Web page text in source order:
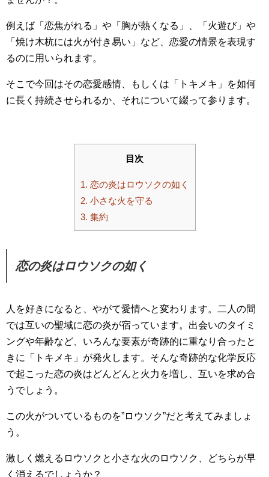
例えば「恋焦がれる」や「胸が熱くなる」、「火遊び」や
「焼け木杭には火が付き易い」など、恋愛の情景を表現す
るのに用いられます。
そこで今回はその恋愛感情、もしくは「トキメキ」を如何
に長く持続させられるか、それについて綴って参ります。
目次
1. 恋の炎はロウソクの如く
2. 小さな火を守る
3. 集約
恋の炎はロウソクの如く
人を好きになると、やがて愛情へと変わります。二人の間
では互いの聖域に恋の炎が宿っています。出会いのタイミ
ングや年齢など、いろんな要素が奇跡的に重なり合ったと
きに「トキメキ」が発火します。そんな奇跡的な化学反応
で起こった恋の炎はどんどんと火力を増し、互いを求め合
うでしょう。
この火がついているものを”ロウソク”だと考えてみましょ
う。
激しく燃えるロウソクと小さな火のロウソク、どちらが早
く消えるでしょうか？